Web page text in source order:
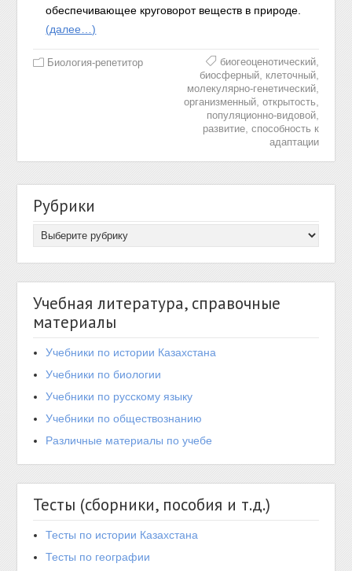
обеспечивающее круговорот веществ в природе.
(далее…)
Биология-репетитор биогеоценотический,
биосферный, клеточный,
молекулярно-генетический,
организменный, открытость
популяционно-видовой,
развитие, способность к
адаптации
Рубрики
Учебная литература, справочные
материалы
Учебники по истории Казахстана
Учебники по биологии
Учебники по русскому языку
Учебники по обществознанию
Различные материалы по учебе
Тесты (сборники, пособия и т.д.)
Тесты по истории Казахстана
Тесты по географии